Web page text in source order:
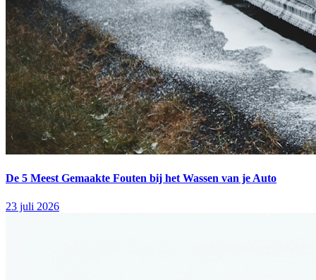
De 5 Meest Gemaakte Fouten bij het Wassen van je Auto
23 juli 2026